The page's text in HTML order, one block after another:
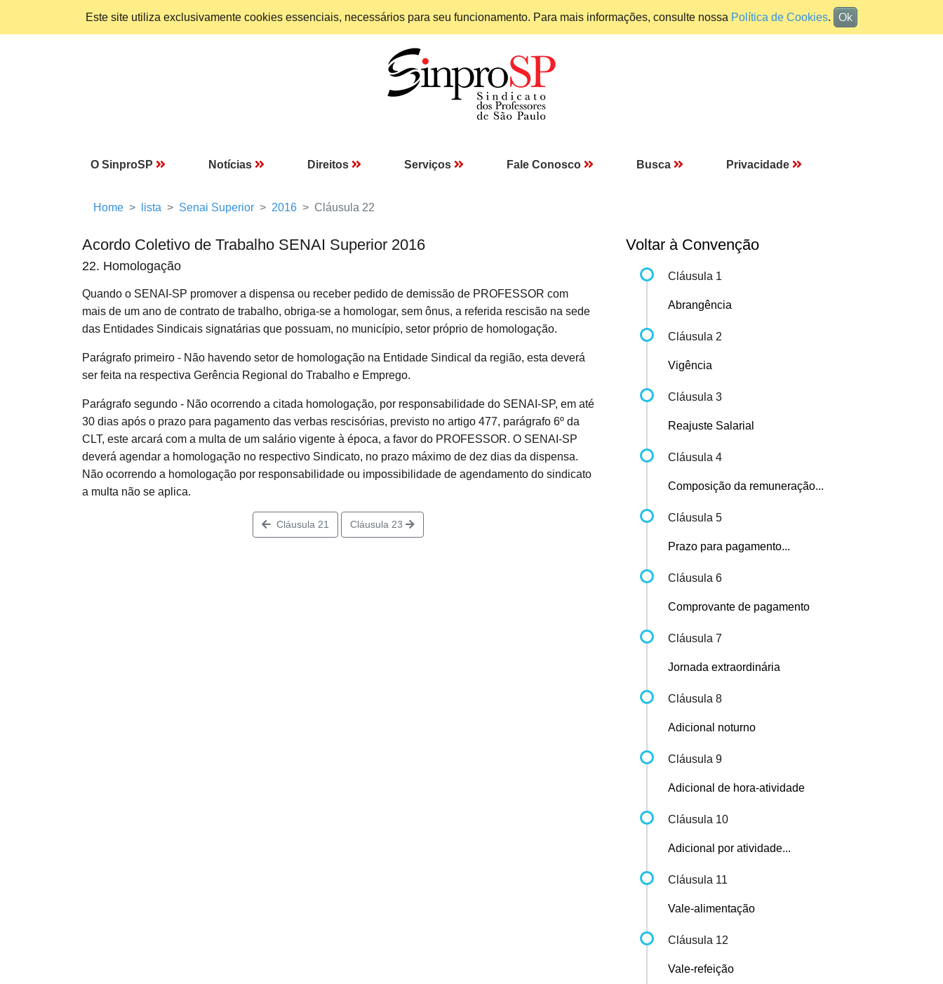
Este site utiliza exclusivamente cookies essenciais, necessários para seu funcionamento. Para mais informações, consulte nossa Política de Cookies. Ok
O SinproSP Notícias Direitos Serviços Fale Conosco Busca Privacidade
Home lista Senai Superior 2016 Cláusula 22
Acordo Coletivo de Trabalho SENAI Superior 2016
22. Homologação
Quando o SENAI-SP promover a dispensa ou receber pedido de demissão de PROFESSOR com
mais de um ano de contrato de trabalho, obriga-se a homologar, sem ônus, a referida rescisão na sede
das Entidades Sindicais signatárias que possuam, no município, setor próprio de homologação.
Parágrafo primeiro - Não havendo setor de homologação na Entidade Sindical da região, esta deverá
ser feita na respectiva Gerência Regional do Trabalho e Emprego.
Parágrafo segundo - Não ocorrendo a citada homologação, por responsabilidade do SENAI-SP, em até
30 dias após o prazo para pagamento das verbas rescisórias, previsto no artigo 477, parágrafo 6º da
CLT, este arcará com a multa de um salário vigente à época, a favor do PROFESSOR. O SENAI-SP
deverá agendar a homologação no respectivo Sindicato, no prazo máximo de dez dias da dispensa.
Não ocorrendo a homologação por responsabilidade ou impossibilidade de agendamento do sindicato
a multa não se aplica.
Cláusula 21 Cláusula 23
Voltar à Convenção
Cláusula 1
Abrangência
Cláusula 2
Vigência
Cláusula 3
Reajuste Salarial
Cláusula 4
Composição da remuneração...
Cláusula 5
Prazo para pagamento...
Cláusula 6
Comprovante de pagamento
Cláusula 7
Jornada extraordinária
Cláusula 8
Adicional noturno
Cláusula 9
Adicional de hora-atividade
Cláusula 10
Adicional por atividade...
Cláusula 11
Vale-alimentação
Cláusula 12
Vale-refeição